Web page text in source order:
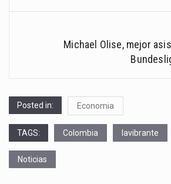
Michael Olise, mejor
Posted in: Economia
TAGS: Colombia lavibrante
Noticias